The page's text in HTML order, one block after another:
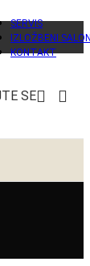
SERVIS
IZLOŽBENI
KONTAKT
SE